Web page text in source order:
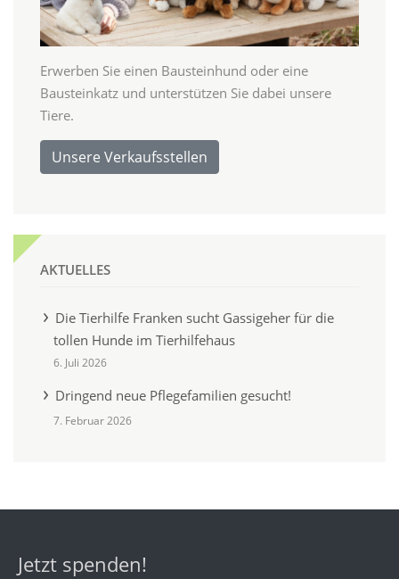
Erwerben Sie einen Bausteinhund oder eine
Bausteinkatz und unterstützen Sie dabei unsere
Tiere.
Unsere Verkaufsstellen
AKTUELLES
Die Tierhilfe Franken sucht Gassigeher für die
tollen Hunde im Tierhilfehaus
6. Juli 2026
Dringend neue Pflegefamilien gesucht!
7. Februar 2026
Jetzt spenden!